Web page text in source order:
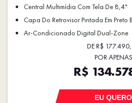
Central Multimídia Com Tela De 8,4"
Capa Do Retrovisor Pintada Em Preto
Ar-Condicionado Digital Dual-Zone
DE R$
POR APENAS
R$
EU QUERO